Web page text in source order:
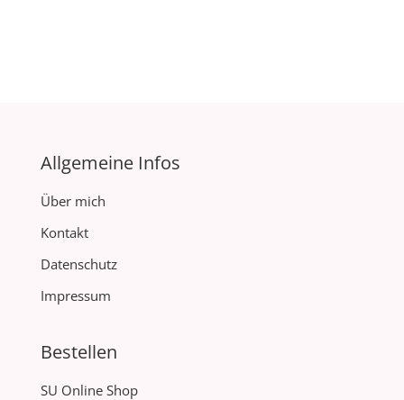
Allgemeine Infos
Über mich
Kontakt
Datenschutz
Impressum
Bestellen
SU Online Shop